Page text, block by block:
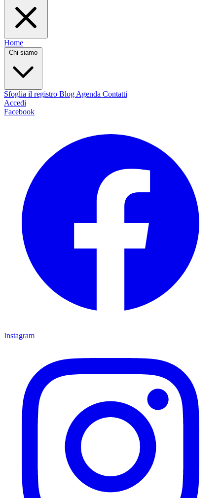
Home
Chi siamo
Sfoglia il registro Blog Agenda Contatti
Accedi
Facebook
Instagram